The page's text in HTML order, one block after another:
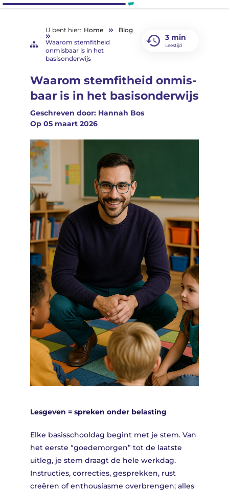
U bent hier: Home
Blog
Waarom stemfitheid
onmisbaar is in het
basisonderwijs
3 min
Leestijd
Waar­om stem­fit­heid on­mis­
baar is in het ba­sis­on­der­wijs
Geschreven door: Hannah Bos
Op 05 maart 2026
Lesgeven = spreken onder belasting
Elke basisschooldag begint met je stem. Van
het eerste “goedemorgen” tot de laatste
uitleg, je stem draagt de hele werkdag.
Instructies, correcties, gesprekken, rust
creëren of enthousiasme overbrengen; alles